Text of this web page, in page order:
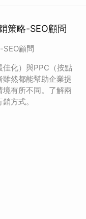
策略-SEO顧問
SEO顧問
佳化）與PPC（按點
然都能幫助企業提
有所不同。了解兩
方式。